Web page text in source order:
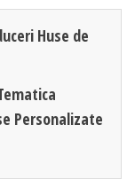
Huse de
Personalizate